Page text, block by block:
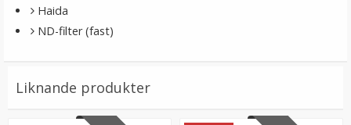
Haida
ND-filter (fast)
Liknande produkter